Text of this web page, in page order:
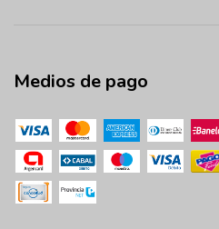
Medios de pago